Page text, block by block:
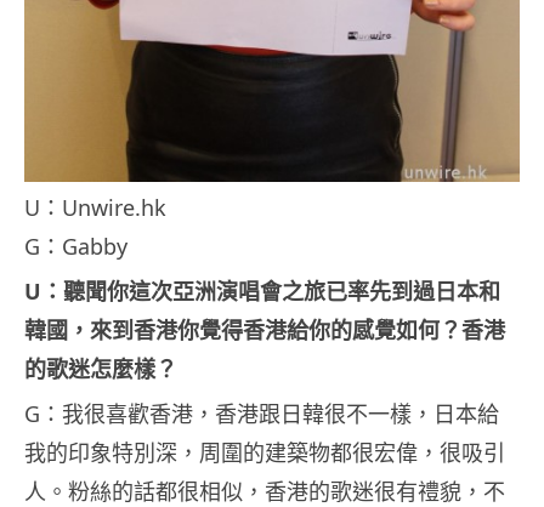
U：Unwire.hk
G：Gabby
U：聽聞你這次亞洲演唱會之旅已率先到過日本和
韓國，來到香港你覺得香港給你的感覺如何？香港
的歌迷怎麼樣？
G：我很喜歡香港，香港跟日韓很不一樣，日本給
我的印象特別深，周圍的建築物都很宏偉，很吸引
人。粉絲的話都很相似，香港的歌迷很有禮貌，不